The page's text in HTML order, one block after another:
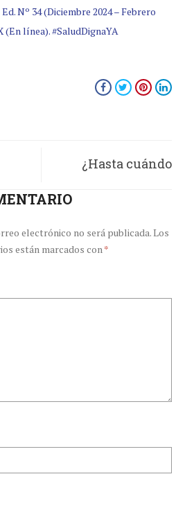
Ed. Nº 34 (Diciembre 2024 – Febrero
(En línea). #SaludDignaYA
¿Hasta cuándo
podrán soportar los
trabajadores y
salud?
electrónico no será publicada.Los
están marcados con*